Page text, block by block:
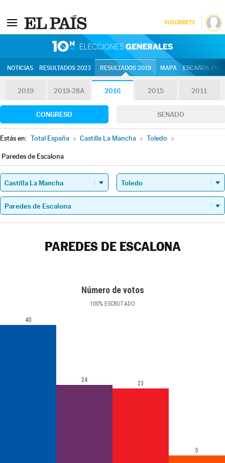
SUSCRÍBETE
NOTICIAS RESULTADOS 2023 RESULTADOS 2019 MAPA ESCAÑOS
2019 2019-28A 2016 2015 2011
CONGRESO SENADO
Estás en: Total España » Castilla La Mancha » Toledo »
Paredes de Escalona
PAREDES DE ESCALONA
Número de votos
100% ESCRUTADO
40
24 23
5